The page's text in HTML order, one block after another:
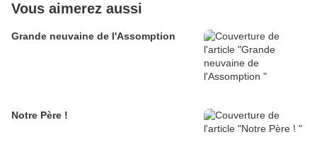
Vous aimerez aussi
Grande neuvaine de l'Assomption
Notre Père !